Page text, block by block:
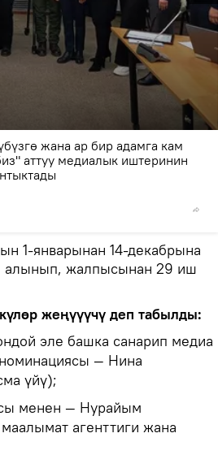
жана ар бир адамга кам
аттуу медиалык иштеринин
1-январынан 14-декабрына
алынып, жалпысынан 29 иш
жеңүүүчү деп табылды:
эле башка санарип медиа
— Нина
үйү);
менен — Нурайым
агенттиги жана